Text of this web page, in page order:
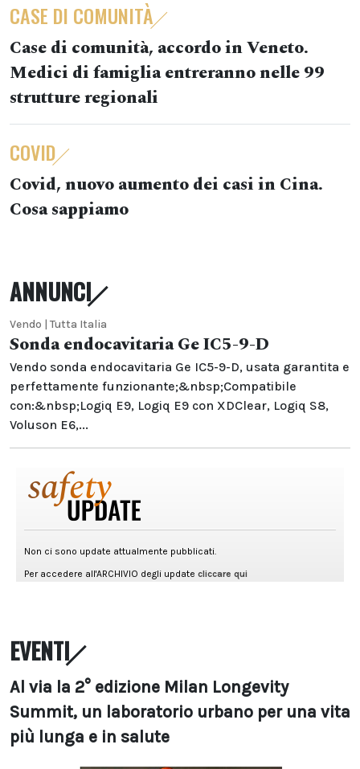
CASE DI COMUNITÀ
Case di comunità, accordo in Veneto.
Medici di famiglia entreranno nelle 99
strutture regionali
COVID
Covid, nuovo aumento dei casi in Cina.
Cosa sappiamo
ANNUNCI
Vendo | Tutta Italia
Sonda endocavitaria Ge IC5-9-D
Vendo sonda endocavitaria Ge IC5-9-D, usata garantita e
perfettamente funzionante;&nbsp;Compatibile
con:&nbsp;Logiq E9, Logiq E9 con XDClear, Logiq S8,
Voluson E6,...
EVENTI
Al via la 2° edizione Milan Longevity
Summit, un laboratorio urbano per una vita
più lunga e in salute